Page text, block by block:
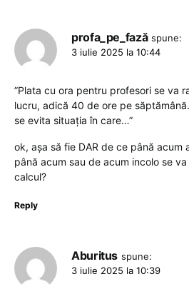
profa_pe_fază spune:
3 iulie 2025 la 10:44
”Plata cu ora pentru profesori se va
lucru, adică 40 de ore pe
se evita situația în care…”
ok, așa să fie DAR de ce până acum
până acum sau de acum incolo se
calcul?
Reply
Aburitus spune:
3 iulie 2025 la 10:39